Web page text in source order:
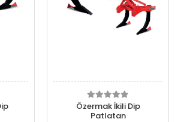
Özermak İkili Dip
Patlatan